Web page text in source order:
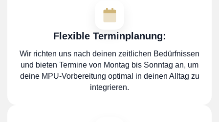
Flexible Terminplanung:
Wir richten uns nach deinen zeitlichen Bedürfnissen
und bieten Termine von Montag bis Sonntag an, um
deine MPU-Vorbereitung optimal in deinen Alltag zu
integrieren.